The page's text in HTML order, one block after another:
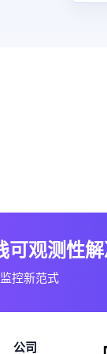
观测性
控新范式
公司